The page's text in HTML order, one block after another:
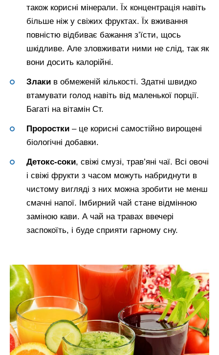
також корисні мінерали. Їх концентрація навіть
більше ніж у свіжих фруктах. Їх вживання
повністю відбиває бажання з’їсти, щось
шкідливе. Але зловживати ними не слід, так як
вони досить калорійні.
Злаки в обмеженій кількості. Здатні швидко
втамувати голод навіть від маленької порції.
Багаті на вітамін Ст.
Проростки – це корисні самостійно вирощені
біологічні добавки.
Детокс-соки, свіжі смузі, трав’яні чаї. Всі овочі
і свіжі фрукти з часом можуть набриднути в
чистому вигляді з них можна зробити не менш
смачні напої. Імбирний чай стане відмінною
заміною кави. А чай на травах ввечері
заспокоїть, і буде сприяти гарному сну.